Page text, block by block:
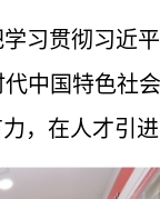
习贯彻习
中国特色社
，在人才引